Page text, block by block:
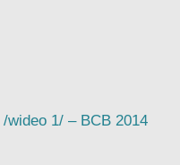
wideo 1/ – BCB 2014